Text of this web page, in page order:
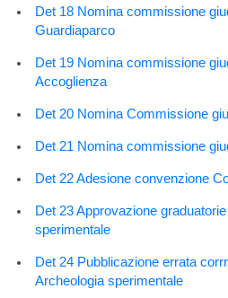
Det 18 Nomina commissione
Guardiaparco
Det 19 Nomina commissione
Accoglienza
Det 20 Nomina Commissione
Det 21 Nomina commissione
Det 22 Adesione convenzione
Det 23 Approvazione
sperimentale
Det 24 Pubblicazione errata
Archeologia sperimentale